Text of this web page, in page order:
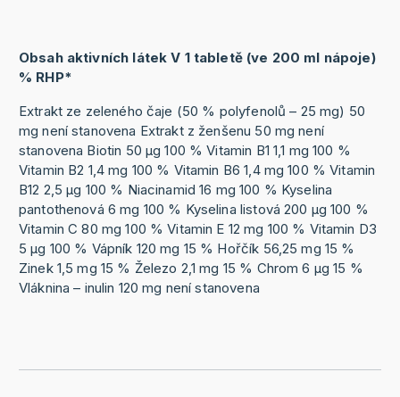
Obsah aktivních látek V 1 tabletě (ve 200 ml nápoje)
% RHP*
Extrakt ze zeleného čaje (50 % polyfenolů – 25 mg) 50
mg není stanovena Extrakt z ženšenu 50 mg není
stanovena Biotin 50 µg 100 % Vitamin B1 1,1 mg 100 %
Vitamin B2 1,4 mg 100 % Vitamin B6 1,4 mg 100 % Vitamin
B12 2,5 µg 100 % Niacinamid 16 mg 100 % Kyselina
pantothenová 6 mg 100 % Kyselina listová 200 µg 100 %
Vitamin C 80 mg 100 % Vitamin E 12 mg 100 % Vitamin D3
5 µg 100 % Vápník 120 mg 15 % Hořčík 56,25 mg 15 %
Zinek 1,5 mg 15 % Železo 2,1 mg 15 % Chrom 6 µg 15 %
Vláknina – inulin 120 mg není stanovena